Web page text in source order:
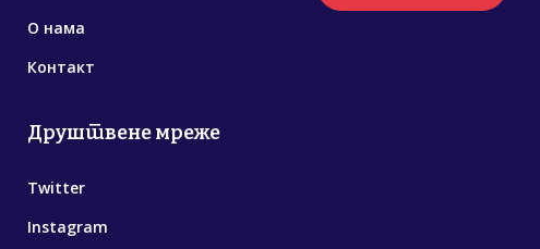
О нама
Контакт
Друштвене мреже
Twitter
Instagram